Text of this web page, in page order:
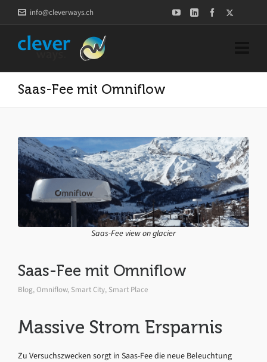
info@cleverways.ch
Saas-Fee mit Omniflow
Saas-Fee view on glacier
Saas-Fee mit Omniflow
Blog,Omniflow, Smart City, Smart Place
Massive Strom Ersparnis
Zu Versuchszwecken sorgt in Saas-Fee die neue Beleuchtung